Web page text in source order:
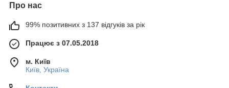
Про нас
99% позитивних з 137 відгуків за рік
Працює з 07.05.2018
м. Київ
Київ, Україна